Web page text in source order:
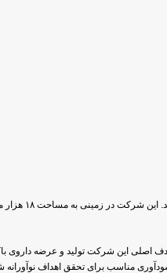
اوراق بهادار تهران پذیرفته شد. هدف اصلی این شرکت
مناسب برای تحقق اهداف